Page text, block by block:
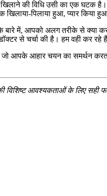
की विधि उसी का एक घटक है।
पिलाया हुआ, प्यार किया
में, आपको अलग तरीके से क्या
से चर्चा की है। हम वही कर
आपके आहार चयन का समर्थन
आवश्यकताओं के लिए सही